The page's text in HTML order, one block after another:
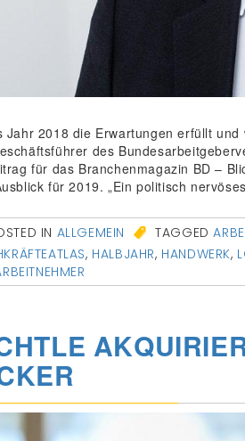
Jahr 2018 die Erwartungen erfüllt
des
für das Branchenmagazin BD –
für 2019. „Ein politisch
IN ALLGEMEIN TAGGED
, HALBJAHR, HANDWERK,